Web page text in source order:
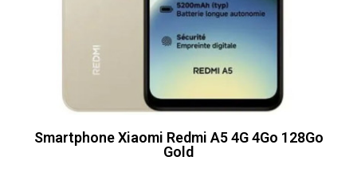
Smartphone Xiaomi Redmi A5 4G 4Go 128Go
Gold